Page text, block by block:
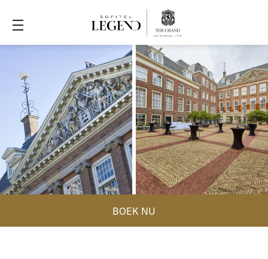
BOEK NU